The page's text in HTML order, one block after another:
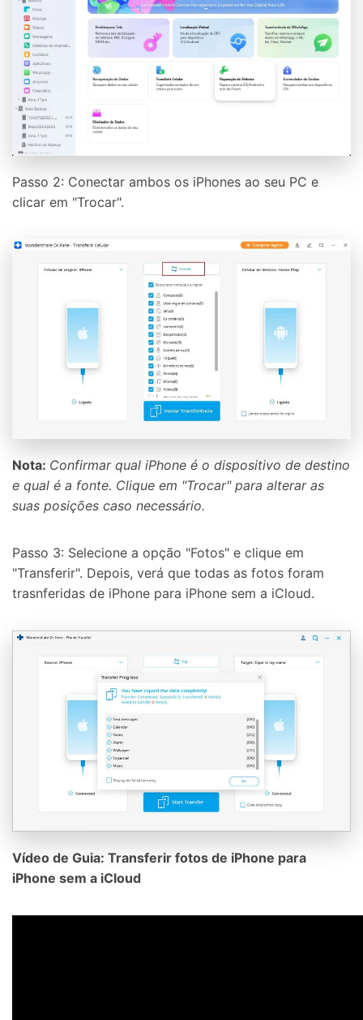
Passo 2: Conectar ambos os iPhones ao seu PC e
clicar em "Trocar".
Nota: Confirmar qual iPhone é o dispositivo de destino
e qual é a fonte. Clique em "Trocar" para alterar as
suas posições caso necessário.
Passo 3: Selecione a opção "Fotos" e clique em
"Transferir". Depois, verá que todas as fotos foram
trasnferidas de iPhone para iPhone sem a iCloud.
Vídeo de Guia: Transferir fotos de iPhone para
iPhone sem a iCloud